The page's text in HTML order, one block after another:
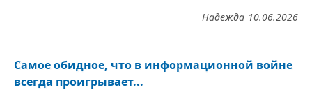
10.06.2026
Надежда
Самое обидное, что в информационной войне
всегда проигрывает...